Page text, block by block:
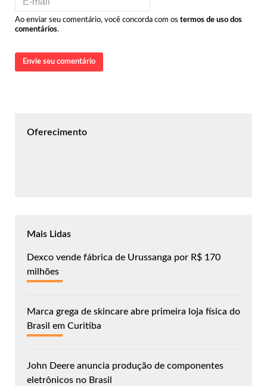
Ao enviar seu comentário, você concorda com os termos de uso dos
comentários.
Envie seu comentário
Oferecimento
Mais Lidas
Dexco vende fábrica de Urussanga por R$ 170
milhões
Marca grega de skincare abre primeira loja física do
Brasil em Curitiba
John Deere anuncia produção de componentes
eletrônicos no Brasil